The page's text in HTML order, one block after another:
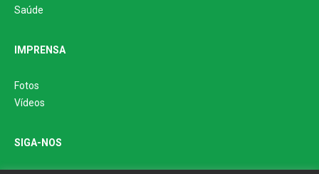
Saúde
IMPRENSA
Fotos
Vídeos
SIGA-NOS